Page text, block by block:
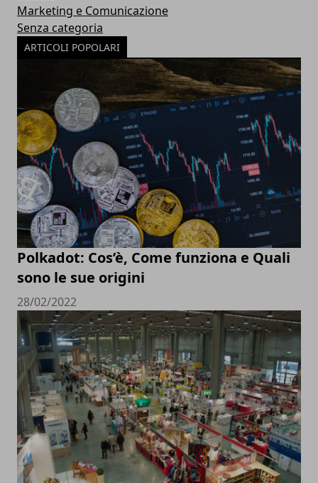
Marketing e Comunicazione
Senza categoria
ARTICOLI POPOLARI
Polkadot: Cos’è, Come funziona e Quali
sono le sue origini
28/02/2022